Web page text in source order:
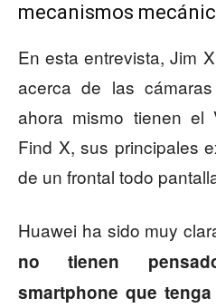
mecanismos
En esta entrevista, Jim
acerca de las
ahora mismo tienen
Find X, sus principales
de un frontal todo
Huawei ha sido muy
no tienen
smartphone que